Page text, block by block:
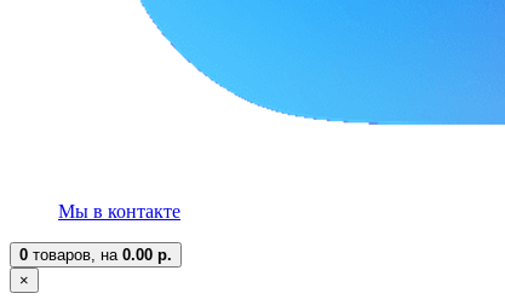
Мы в контакте
0 товаров, на 0.00 р.
×